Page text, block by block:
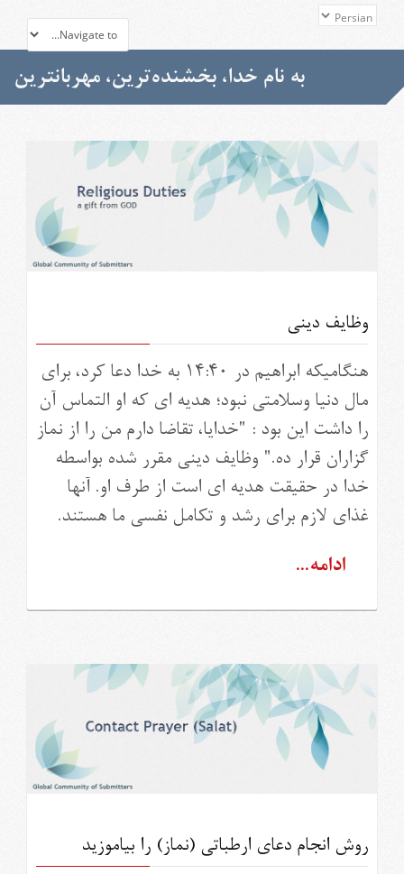
به نام خدا، بخشنده‏‌ترين، مهربانترين
وظايف دينى
هنگاميکه ابراهيم در ۱۴:۴۰ به خدا دعا کرد، براى
مال دنيا وسلامتى نبود؛ هديه اى که او التماس آن
را داشت اين بود : "خدايا، تقاضا دارم من را از نماز
گزاران قرار ده." وظايف دينى مقرر شده بواسطه
خدا در حقيقت هديه اى است از طرف او. آنها
غذاى لازم براى رشد و تکامل نفسى ما هستند.
ادامه...
روش انجام دعای ارطباتی (نماز) را بیاموزید